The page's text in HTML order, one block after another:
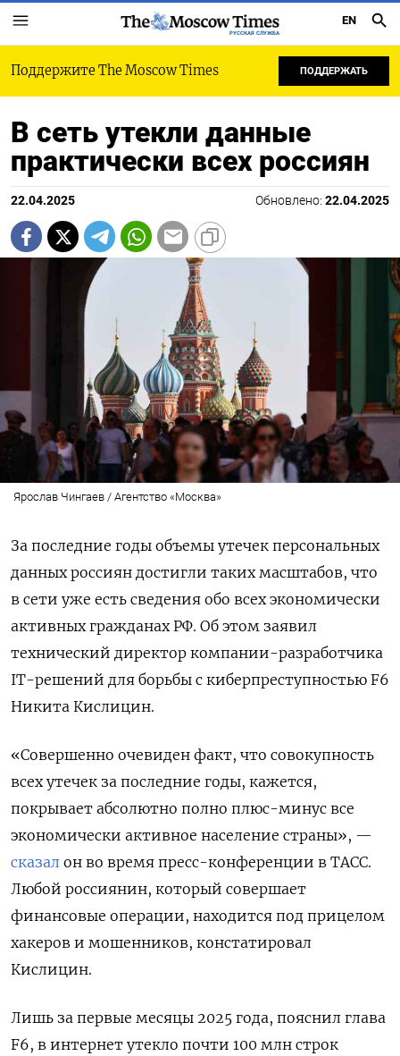
РУССКАЯ СЛУЖБА
EN
Поддержите The Moscow Times ПОДДЕРЖАТЬ
В сеть утекли данные
практически всех россиян
22.04.2025 Обновлено: 22.04.2025
Ярослав Чингаев / Агентство «Москва»
За последние годы объемы утечек персональных
данных россиян достигли таких масштабов, что
в сети уже есть сведения обо всех экономически
активных гражданах РФ. Об этом заявил
технический директор компании-разработчика
IT-решений для борьбы с киберпреступностью F6
Никита Кислицин.
«Совершенно очевиден факт, что совокупность
всех утечек за последние годы, кажется,
покрывает абсолютно полно плюс-минус все
экономически активное население страны», —
сказал он во время пресс-конференции в ТАСС.
Любой россиянин, который совершает
финансовые операции, находится под прицелом
хакеров и мошенников, констатировал
Кислицин.
Лишь за первые месяцы 2025 года, пояснил глава
F6, в интернет утекло почти 100 млн строк